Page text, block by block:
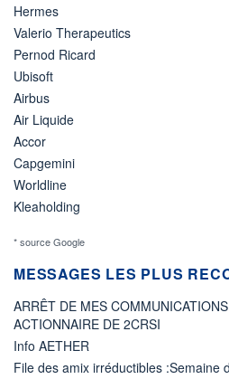
Hermes
Valerio Therapeutics
Pernod Ricard
Ubisoft
Airbus
Air Liquide
Accor
Capgemini
Worldline
Kleaholding
* source Google
MESSAGES LES PLUS
ARRÊT DE MES
ACTIONNAIRE DE 2CRSI
Info AETHER
File des amix irréductibles :Semaine